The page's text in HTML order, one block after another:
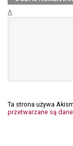
Δ
Ta strona używa
przetwarzane są